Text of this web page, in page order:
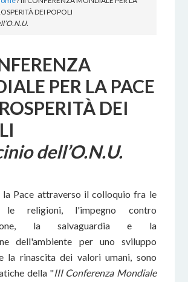
DEI POPOLI
PER LA PACE
DEI
dell’O.N.U.
la Pace attraverso il colloquio fra le
religioni, l'impegno contro
la salvaguardia e la
dell'ambiente per uno sviluppo
la rinascita dei valori umani, sono
della "III Conferenza Mondiale